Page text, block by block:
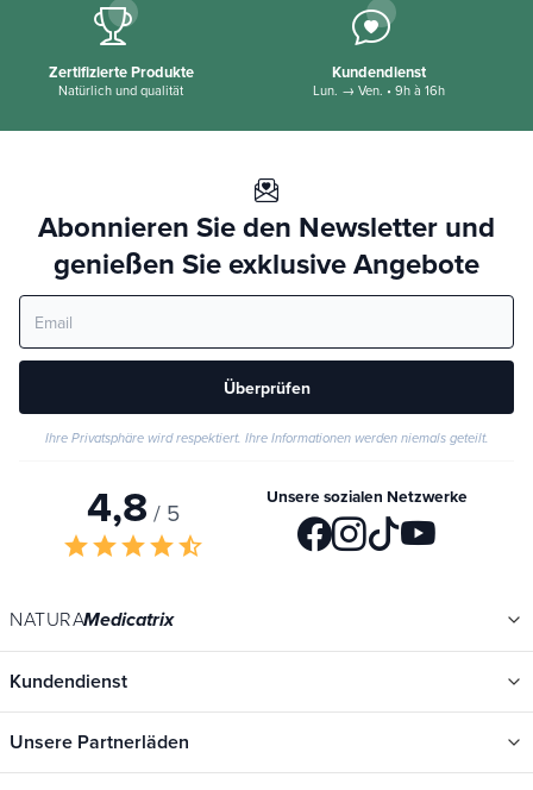
Zertifizierte Produkte
Natürlich und qualität
Kundendienst
Lun. → Ven. • 9h à 16h
Abonnieren Sie den Newsletter und
genießen Sie exklusive Angebote
Überprüfen
Ihre Privatsphäre wird respektiert. Ihre Informationen werden niemals geteilt.
4,8 / 5
starstarstarstarstar_half
Unsere sozialen Netzwerke
NATURAMedicatrix
Kundendienst
Unsere Partnerläden